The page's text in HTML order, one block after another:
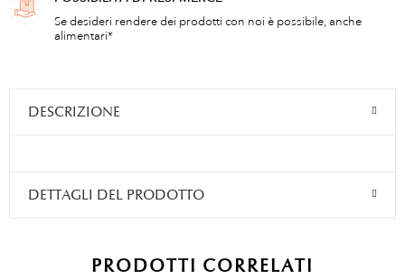
Se desideri rendere dei prodotti con noi è possibile, anche
alimentari*
DESCRIZIONE
DETTAGLI DEL PRODOTTO
PRODOTTI CORRELATI